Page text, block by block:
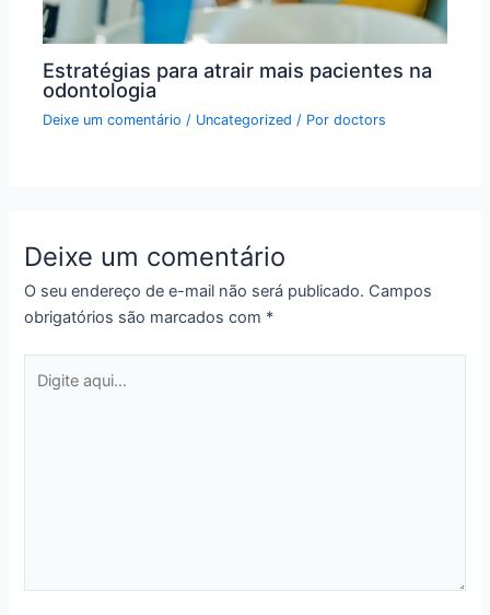
Estratégias para atrair mais pacientes na
odontologia
Deixe um comentário / Uncategorized / Pordoctors
Deixe um comentário
O seu endereço de e-mail não será publicado. Campos
obrigatórios são marcados com *
aqui...